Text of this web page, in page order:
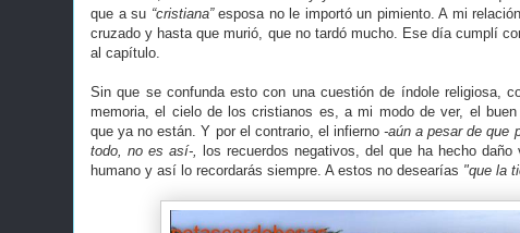
que a su “cristiana”esposa no le importó un pimiento. A mi
cruzado y hasta que murió, que no tardó mucho. Ese día cumplí
al capítulo.
Sin que se confunda esto con una cuestión de índole religiosa,
memoria, el cielo de los cristianos es, a mi modo de ver, el buen
que ya no están. Y por el contrario, el infierno-aún a pesar de que
todo, no es así-,
los recuerdos negativos, del que ha hecho
humano y así lo recordarás siempre. A estos no desearías "que la